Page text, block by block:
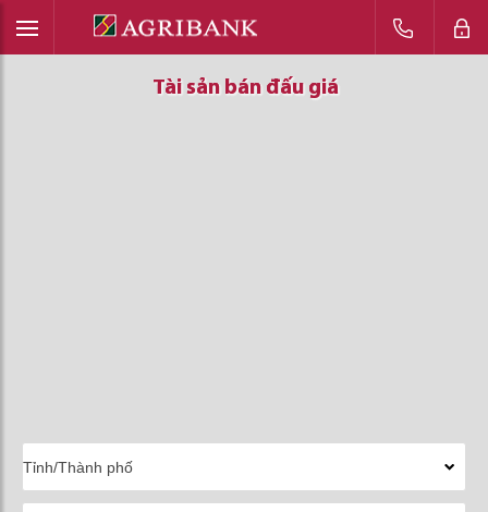
Tài sản bán đấu giá
Tài sản bán đấu giá
Tài sản bán đấu giá